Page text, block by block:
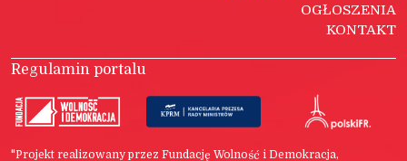
OGŁOSZENIA
KONTAKT
Regulamin portalu
"Projekt realizowany przez Fundację Wolność i Demokracja,